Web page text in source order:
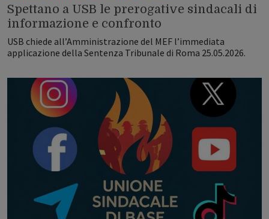
Spettano a USB le prerogative sindacali di
informazione e confronto
USB chiede all’Amministrazione del MEF l’immediata
applicazione della Sentenza Tribunale di Roma 25.05.2026.